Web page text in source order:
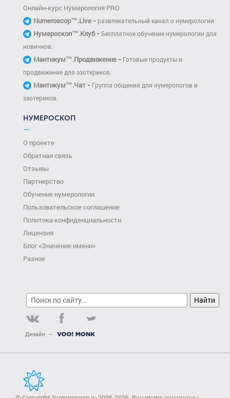
Онлайн-курс Нумерология PRO
Numeroscop™.Live - развлекательный канал о нумерологии
Нумероскоп™.Клуб- Бесплатное обучение нумерологии для
новичков.
Мантикум™.Продвижение - Готовые продукты и
продвижение для эзотериков.
Мантикум™.Чат - Группа общения для нумерологов и
эзотериков.
НУМЕРОСКОП
—
О проекте
Обратная связь
Отзывы
Партнерство
Обучение нумерологии
Пользовательское соглашение
Политика конфиденциальности
Лицензия
Блог «Значение имени»
Разное